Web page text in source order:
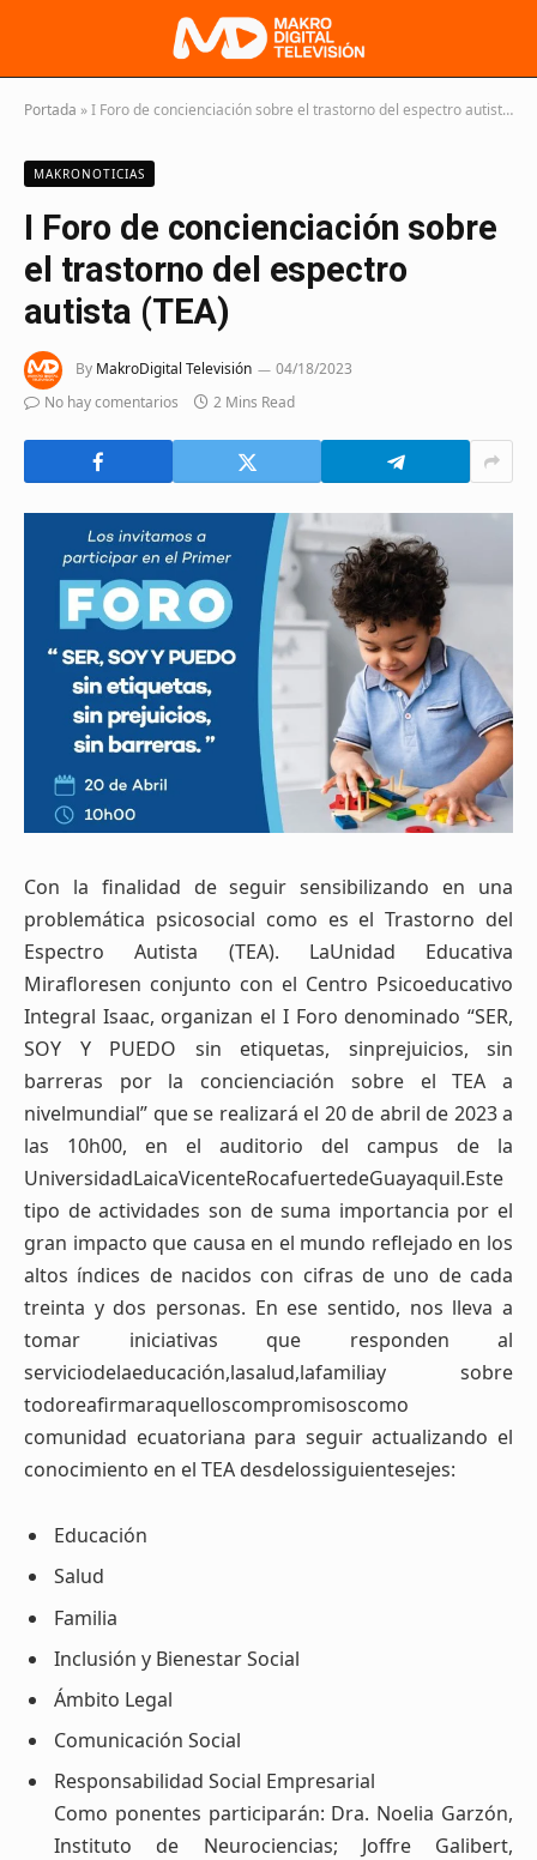
Portada »I Foro de concienciación sobre el trastorno del espectro autista (TEA)
MAKRONOTICIAS
I Foro de concienciación sobre
el trastorno del espectro
autista (TEA)
By MakroDigital Televisión
04/18/2023
No hay comentarios
2 Mins Read
Con la finalidad de seguir sensibilizando en una
problemática psicosocial como es el Trastorno del
Espectro Autista (TEA). LaUnidad Educativa
Mirafloresen conjunto con el Centro Psicoeducativo
Integral Isaac, organizan el I Foro denominado “SER,
SOY Y PUEDO sin etiquetas, sinprejuicios, sin
barreras por la concienciación sobre el TEA a
nivelmundial” que se realizará el 20 de abril de 2023 a
las 10h00, en el auditorio del campus de la
UniversidadLaicaVicenteRocafuertedeGuayaquil.Este
tipo de actividades son de suma importancia por el
gran impacto que causa en el mundo reflejado en los
altos índices de nacidos con cifras de uno de cada
treinta y dos personas. En ese sentido, nos lleva a
tomar iniciativas que responden al
serviciodelaeducación,lasalud,lafamiliay sobre
todoreafirmaraquelloscompromisoscomo
comunidad ecuatoriana para seguir actualizando el
conocimiento en el TEA desdelossiguientesejes:
Educación
Salud
Familia
Inclusión y Bienestar Social
Ámbito Legal
Comunicación Social
Responsabilidad Social Empresarial
Como ponentes participarán: Dra. Noelia Garzón,
Instituto de Neurociencias; Joffre Galibert,